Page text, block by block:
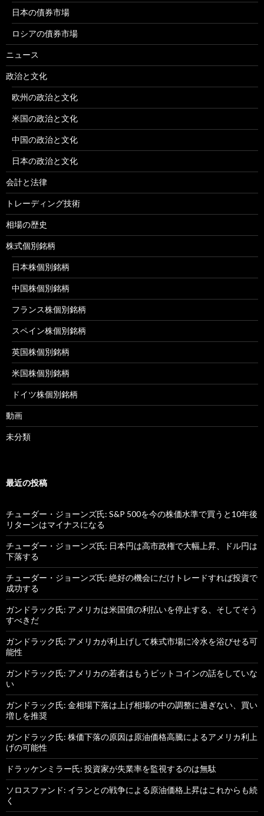
日本の債券市場
ロシアの債券市場
ニュース
政治と文化
欧州の政治と文化
米国の政治と文化
中国の政治と文化
日本の政治と文化
会計と法律
トレーディング技術
相場の歴史
株式個別銘柄
日本株個別銘柄
中国株個別銘柄
フランス株個別銘柄
スペイン株個別銘柄
英国株個別銘柄
米国株個別銘柄
ドイツ株個別銘柄
動画
未分類
最近の投稿
チューダー・ジョーンズ氏: S&P 500を今の株価水準で買うと10年後
リターンはマイナスになる
チューダー・ジョーンズ氏: 日本円は高市政権で大幅上昇、ドル円は
下落する
チューダー・ジョーンズ氏: 絶好の機会にだけトレードすれば投資で
成功する
ガンドラック氏: アメリカは米国債の利払いを停止する、そしてそう
すべきだ
ガンドラック氏: アメリカが利上げして株式市場に冷水を浴びせる可
能性
ガンドラック氏: アメリカの若者はもうビットコインの話をしていな
い
ガンドラック氏: 金相場下落は上げ相場の中の調整に過ぎない、買い
増しを推奨
ガンドラック氏: 株価下落の原因は原油価格高騰によるアメリカ利上
げの可能性
ドラッケンミラー氏: 投資家が失業率を監視するのは無駄
ソロスファンド: イランとの戦争による原油価格上昇はこれからも続
く